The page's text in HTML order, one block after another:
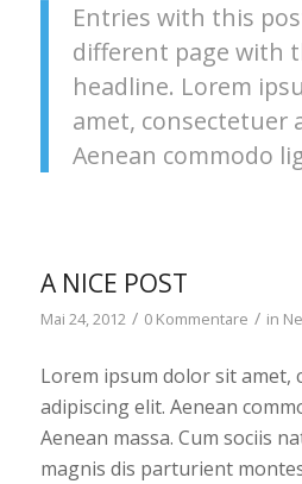
Entries with this
different page with
headline. Lorem
amet, consectetuer
Aenean commodo
A NICE POST
Mai 24, 2012 / 0 Kommentare / in
Lorem ipsum dolor sit amet,
adipiscing elit. Aenean
Aenean massa. Cum sociis
magnis dis parturient